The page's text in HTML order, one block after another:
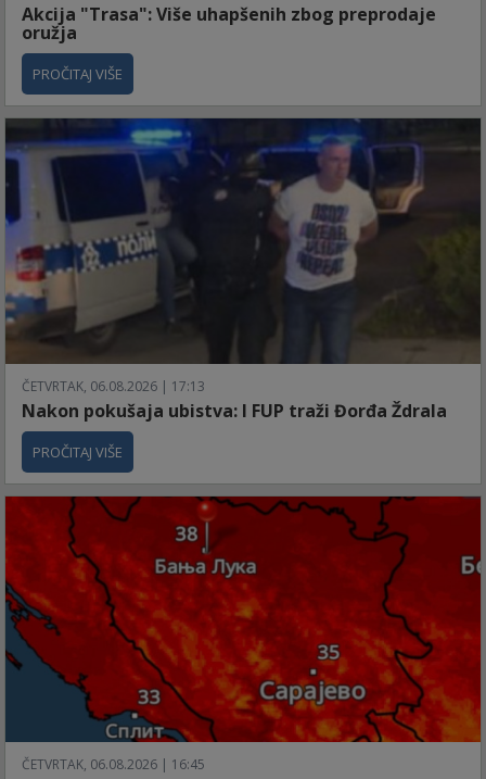
Akcija "Trasa": Više uhapšenih zbog preprodaje
oružja
PROČITAJ VIŠE
ČETVRTAK, 06.08.2026 | 17:13
Nakon pokušaja ubistva: I FUP traži Đorđa Ždrala
PROČITAJ VIŠE
ČETVRTAK, 06.08.2026 | 16:45